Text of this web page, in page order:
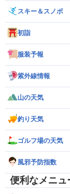
スキー＆スノボ
初詣
服装予報
紫外線情報
山の天気
釣り天気
ゴルフ場の天気
風邪予防指数
便利なメニュ